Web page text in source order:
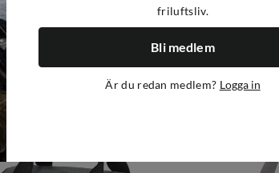
-35%
friluftsliv.
Bli medlem
Är du redan medlem? Logga in